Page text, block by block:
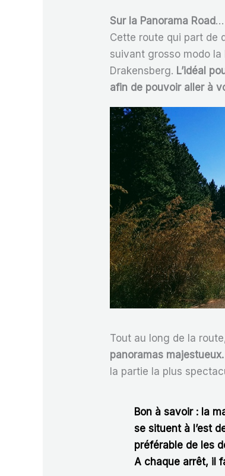
Sur la Panorama Road…
Cette route qui part de
suivant grosso modo
Drakensberg. L’idéal
afin de pouvoir aller à
Tout au long de la
panoramas majestueux.
la partie la plus
Bon à savoir : la
se situent à l’est
préférable de les
A chaque arrêt, il